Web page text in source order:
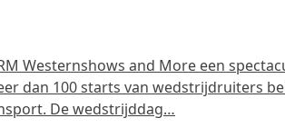
Westernshows and More een
dan 100 starts van wedstrijdruiters
De wedstrijddag…